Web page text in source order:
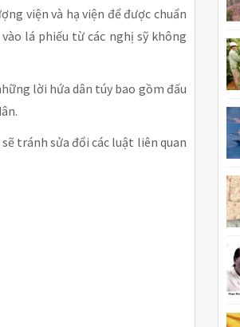
viện và hạ viện để được chuẩn
lá phiếu từ các nghị sỹ không
lời hứa dân túy bao gồm đấu
tránh sửa đổi các luật liên quan